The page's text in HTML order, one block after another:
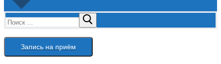
Найти:
Запись на приём